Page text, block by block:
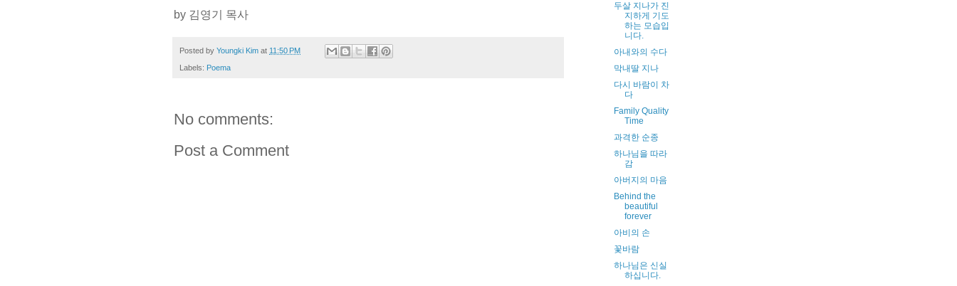
by 김영기 목사
Posted by Youngki Kim at 11:50 PM
Labels: Poema
No comments:
Post a Comment
두살 지나가 진
지하게 기도
하는 모습입
니다.
아내와의 수다
막내딸 지나
다시 바람이 차
다
Family Quality
Time
과격한 순종
하나님을 따라
감
아버지의 마음
Behind the
beautiful
forever
아비의 손
꽃바람
하나님은 신실
하십니다.